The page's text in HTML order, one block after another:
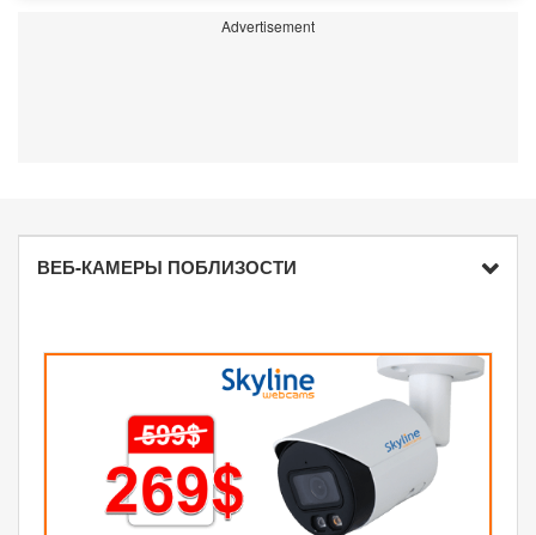
Advertisement
ВЕБ-КАМЕРЫ ПОБЛИЗОСТИ